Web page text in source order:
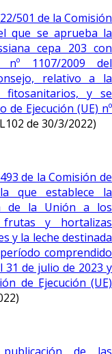
501 de la Comisión
que se aprueba la
cepa 203 con
1107/2009 del
relativo a la
fitosanitarios, y se
de Ejecución (UE) nº
de 30/3/2022)
de la Comisión de
que establece la
de la Unión a los
y hortalizas
y la leche destinada
comprendido
31 de julio de 2023 y
de Ejecución (UE)